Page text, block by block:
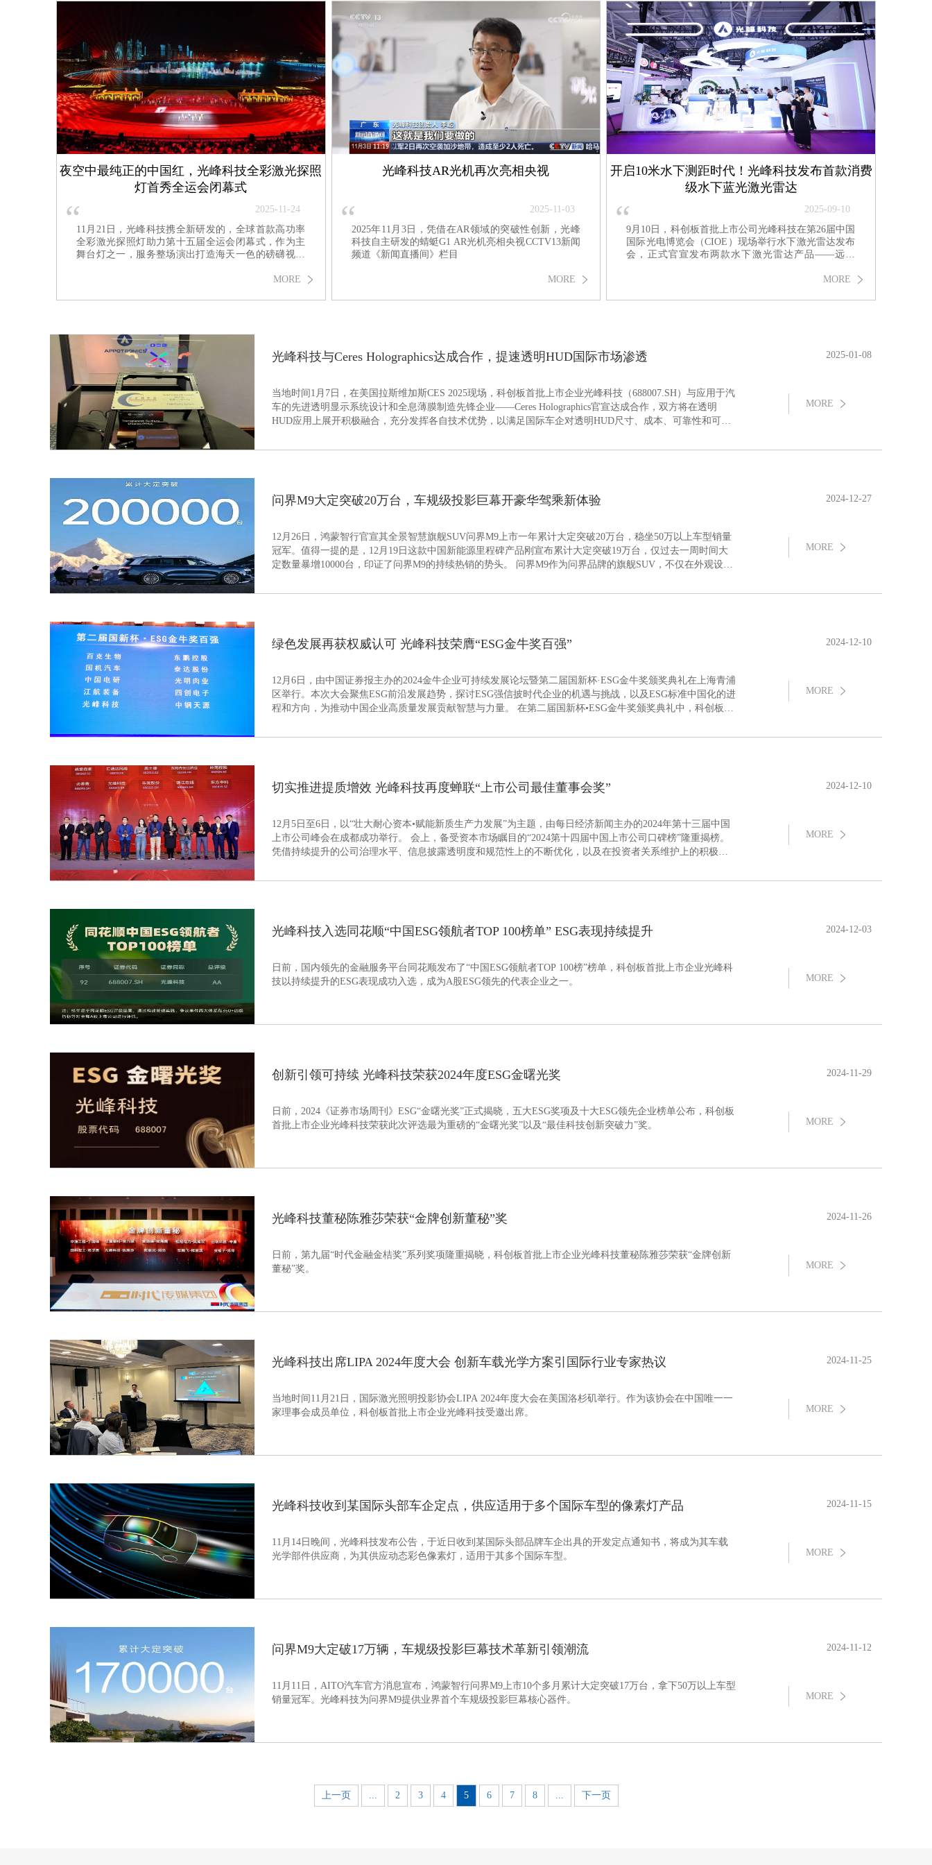
夜空中最纯正的中国红，光峰科技全彩激光探照
灯首秀全运会闭幕式
“
2025-11-24
11月21日，光峰科技携全新研发的，全球首款高功率
全彩激光探照灯助力第十五届全运会闭幕式，作为主
舞台灯之一，服务整场演出打造海天一色的磅礴视觉
MORE
光峰科技AR光机再次亮相央视
“
2025-11-03
2025年11月3日，凭借在AR领域的突破性创新，光峰
科技自主研发的蜻蜓G1 AR光机亮相央视CCTV13新闻
频道《新闻直播间》栏目
MORE
开启10米水下测距时代！光峰科技发布首款消费
级水下蓝光激光雷达
“
2025-09-10
9月10日，科创板首批上市公司光峰科技在第26届中国
国际光电博览会（CIOE）现场举行水下激光雷达发布
会，正式官宣发布两款水下激光雷达产品——远眸
MORE
光峰科技与Ceres Holographics达成合作，提速透明HUD国际市场渗透 2025-01-08
当地时间1月7日，在美国拉斯维加斯CES 2025现场，科创板首批上市企业光峰科技（688007.SH）与应用于汽
车的先进透明显示系统设计和全息薄膜制造先锋企业——Ceres Holographics官宣达成合作，双方将在透明
HUD应用上展开积极融合，充分发挥各自技术优势，以满足国际车企对透明HUD尺寸、成本、可靠性和可视
MORE
问界M9大定突破20万台，车规级投影巨幕开豪华驾乘新体验 2024-12-27
12月26日，鸿蒙智行官宣其全景智慧旗舰SUV问界M9上市一年累计大定突破20万台，稳坐50万以上车型销量
冠军。值得一提的是，12月19日这款中国新能源里程碑产品刚宣布累计大定突破19万台，仅过去一周时间大
定数量暴增10000台，印证了问界M9的持续热销的势头。 问界M9作为问界品牌的旗舰SUV，不仅在外观设计
车主与乘客带来前所未有的沉浸式体验。据悉，该创新应用由ALPD半导体激光光源技术发明者光峰科技（6
MORE
绿色发展再获权威认可 光峰科技荣膺“ESG金牛奖百强” 2024-12-10
12月6日，由中国证券报主办的2024金牛企业可持续发展论坛暨第二届国新杯·ESG金牛奖颁奖典礼在上海青浦
区举行。本次大会聚焦ESG前沿发展趋势，探讨ESG强信披时代企业的机遇与挑战，以及ESG标准中国化的进
程和方向，为推动中国企业高质量发展贡献智慧与力量。 在第二届国新杯•ESG金牛奖颁奖典礼中，科创板首
大会给予的“ESG金牛奖百强”奖项。
MORE
切实推进提质增效 光峰科技再度蝉联“上市公司最佳董事会奖” 2024-12-10
12月5日至6日，以“壮大耐心资本•赋能新质生产力发展”为主题，由每日经济新闻主办的2024年第十三届中国
上市公司峰会在成都成功举行。 会上，备受资本市场瞩目的“2024第十四届中国上市公司口碑榜”隆重揭榜。
凭借持续提升的公司治理水平、信息披露透明度和规范性上的不断优化，以及在投资者关系维护上的积极作
MORE
光峰科技入选同花顺“中国ESG领航者TOP 100榜单” ESG表现持续提升 2024-12-03
日前，国内领先的金融服务平台同花顺发布了“中国ESG领航者TOP 100榜”榜单，科创板首批上市企业光峰科
技以持续提升的ESG表现成功入选，成为A股ESG领先的代表企业之一。
MORE
创新引领可持续 光峰科技荣获2024年度ESG金曙光奖 2024-11-29
日前，2024《证券市场周刊》ESG“金曙光奖”正式揭晓，五大ESG奖项及十大ESG领先企业榜单公布，科创板
首批上市企业光峰科技荣获此次评选最为重磅的“金曙光奖”以及“最佳科技创新突破力”奖。
MORE
光峰科技董秘陈雅莎荣获“金牌创新董秘”奖 2024-11-26
日前，第九届“时代金融金桔奖”系列奖项隆重揭晓，科创板首批上市企业光峰科技董秘陈雅莎荣获“金牌创新
董秘”奖。
MORE
光峰科技出席LIPA 2024年度大会 创新车载光学方案引国际行业专家热议 2024-11-25
当地时间11月21日，国际激光照明投影协会LIPA 2024年度大会在美国洛杉矶举行。作为该协会在中国唯一一
家理事会成员单位，科创板首批上市企业光峰科技受邀出席。
MORE
光峰科技收到某国际头部车企定点，供应适用于多个国际车型的像素灯产品 2024-11-15
11月14日晚间，光峰科技发布公告，于近日收到某国际头部品牌车企出具的开发定点通知书，将成为其车载
光学部件供应商，为其供应动态彩色像素灯，适用于其多个国际车型。
MORE
问界M9大定破17万辆，车规级投影巨幕技术革新引领潮流 2024-11-12
11月11日，AITO汽车官方消息宣布，鸿蒙智行问界M9上市10个多月累计大定突破17万台，拿下50万以上车型
销量冠军。光峰科技为问界M9提供业界首个车规级投影巨幕核心器件。
MORE
上一页 ... 2 3 4 5 6 7 8 ... 下一页